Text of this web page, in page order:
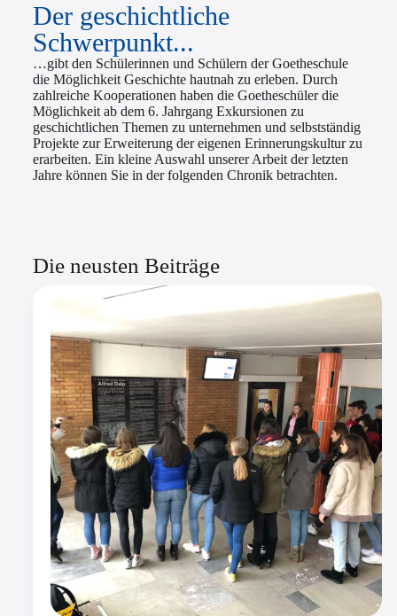
Der geschichtliche
Schwerpunkt...
…gibt den Schülerinnen und Schülern der Goetheschule
die Möglichkeit Geschichte hautnah zu erleben. Durch
zahlreiche Kooperationen haben die Goetheschüler die
Möglichkeit ab dem 6. Jahrgang Exkursionen zu
geschichtlichen Themen zu unternehmen und selbstständig
Projekte zur Erweiterung der eigenen Erinnerungskultur zu
erarbeiten. Ein kleine Auswahl unserer Arbeit der letzten
Jahre können Sie in der folgenden Chronik betrachten.
Die neusten Beiträge